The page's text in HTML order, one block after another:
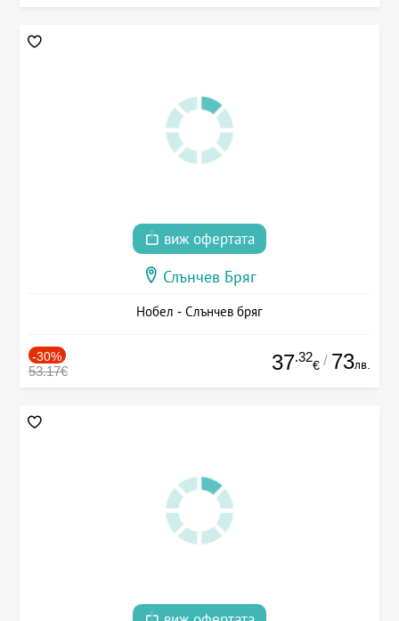
виж офертата
Слънчев Бряг
Нобел - Слънчев бряг
-30%
53.17€ 37.32
€ / 73лв.